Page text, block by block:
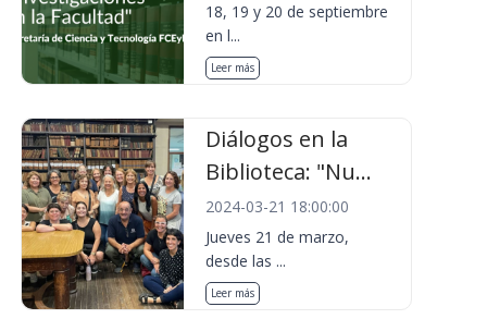
18, 19 y 20 de septiembre
en l...
Leer más
Diálogos en la
Biblioteca: "Nu...
2024-03-21 18:00:00
Jueves 21 de marzo,
desde las ...
Leer más